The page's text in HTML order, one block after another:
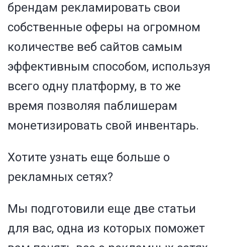
брендам рекламировать свои
собственные оферы на огромном
количестве веб сайтов самым
эффективным способом, используя
всего одну платформу, в то же
время позволяя паблишерам
монетизировать свой инвентарь.
Хотите узнать еще больше о
рекламных сетях?
Мы подготовили еще две статьи
для вас, одна из которых поможет